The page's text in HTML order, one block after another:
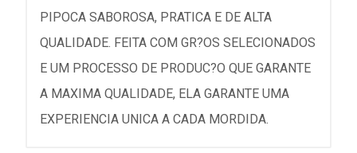
PIPOCA SABOROSA, PRATICA E DE ALTA
QUALIDADE. FEITA COM GR?OS SELECIONADOS
E UM PROCESSO DE PRODUC?O QUE GARANTE
A MAXIMA QUALIDADE, ELA GARANTE UMA
EXPERIENCIA UNICA A CADA MORDIDA.